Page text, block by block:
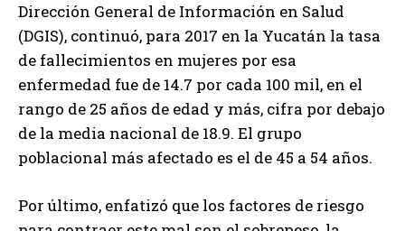
Dirección General de Información en Salud
(DGIS), continuó, para 2017 en la Yucatán la tasa
de fallecimientos en mujeres por esa
enfermedad fue de 14.7 por cada 100 mil, en el
rango de 25 años de edad y más, cifra por debajo
de la media nacional de 18.9. El grupo
poblacional más afectado es el de 45 a 54 años.
Por último, enfatizó que los factores de riesgo